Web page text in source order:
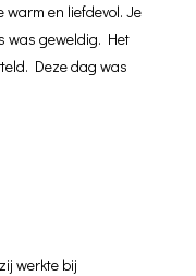
warm en liefdevol. Je
was geweldig. Het
Deze dag was
werkte bij